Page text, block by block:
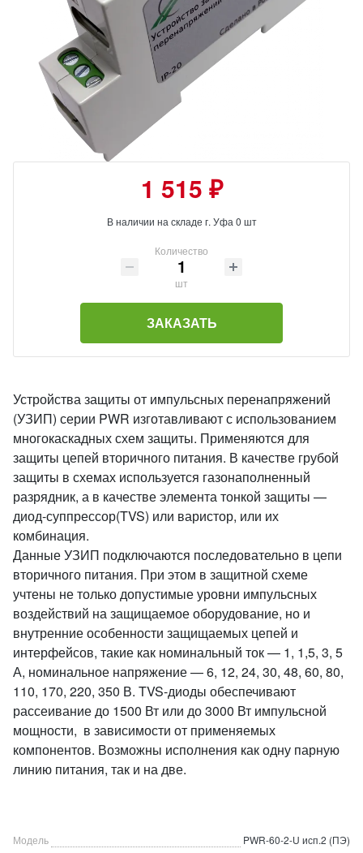
1 515 ₽
В наличии на складе г. Уфа 0 шт
Количество
шт
ЗАКАЗАТЬ
Устройства защиты от импульсных перенапряжений
(УЗИП) серии PWR изготавливают с использованием
многокаскадных схем защиты. Применяются для
защиты цепей вторичного питания. В качестве грубой
защиты в схемах используется газонаполненный
разрядник, а в качестве элемента тонкой защиты —
диод-суппрессор(TVS) или варистор, или их
комбинация.
Данные УЗИП подключаются последовательно в цепи
вторичного питания. При этом в защитной схеме
учтены не только допустимые уровни импульсных
воздействий на защищаемое оборудование, но и
внутренние особенности защищаемых цепей и
интерфейсов, такие как номинальный ток — 1, 1,5, 3, 5
А, номинальное напряжение — 6, 12, 24, 30, 48, 60, 80,
110, 170, 220, 350 В. TVS-диоды обеспечивают
рассеивание до 1500 Вт или до 3000 Вт импульсной
мощности, в зависимости от применяемых
компонентов. Возможны исполнения как одну парную
линию питания, так и на две.
Модель
PWR-60-2-U исп.2 (ПЭ)